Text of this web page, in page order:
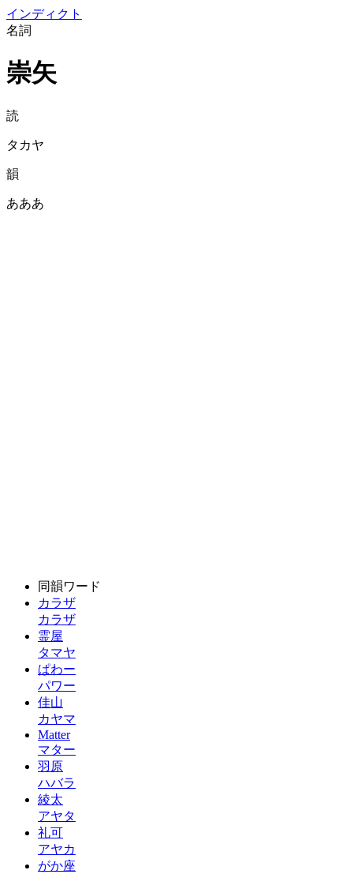
インディクト
名詞
崇矢
読
タカヤ
韻
あああ
同韻ワード
カラザ
カラザ
霊屋
タマヤ
ぱわー
パワー
佳山
カヤマ
Matter
マター
羽原
ハバラ
綾太
アヤタ
礼可
アヤカ
がか座